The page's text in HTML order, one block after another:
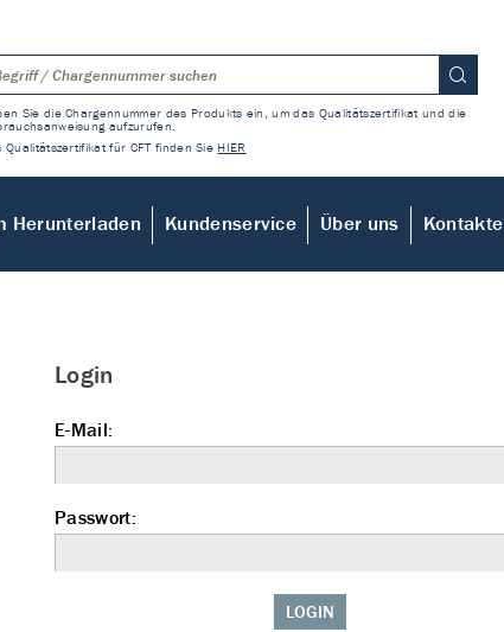
Sie die Chargennummer des Produkts ein, um das Qualitätszertifikat und die
aufzurufen.
Qualitätszertifikat für CFT finden Sie HIER
Herunterladen Kundenservice Über uns Kontakte
Login
E-Mail:
Passwort:
LOGIN